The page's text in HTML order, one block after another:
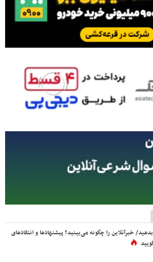
خبرآنلاین را چگونه می‌بینید؟ پیشنهادها و انتقادهای